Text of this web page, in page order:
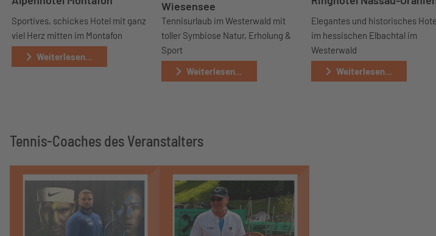
Sportives, schickes Hotel mit ganz
viel Herz mitten im Montafon
Weiterlesen...
Wiesensee
Tennisurlaub im Westerwald mit
toller Symbiose Natur, Erholung &
Sport
Weiterlesen...
Elegantes und historisches
im hessischen Elbachtal im
Westerwald
Weiterlesen...
Tennis-Coaches des Veranstalters